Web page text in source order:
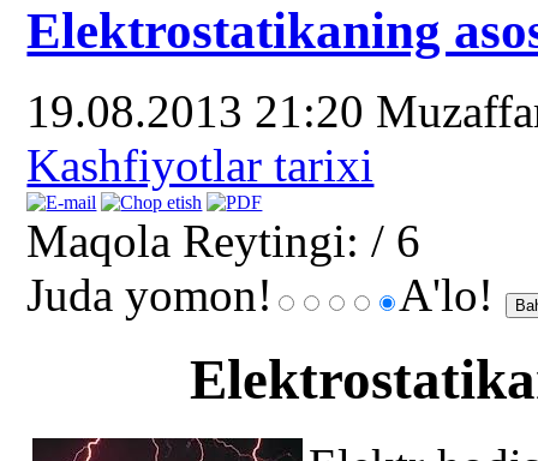
Elektrostatikaning
19.08.2013 21:20
Kashfiyotlar tarixi
Maqola Reytingi: / 6
Juda yomon!
A'lo!